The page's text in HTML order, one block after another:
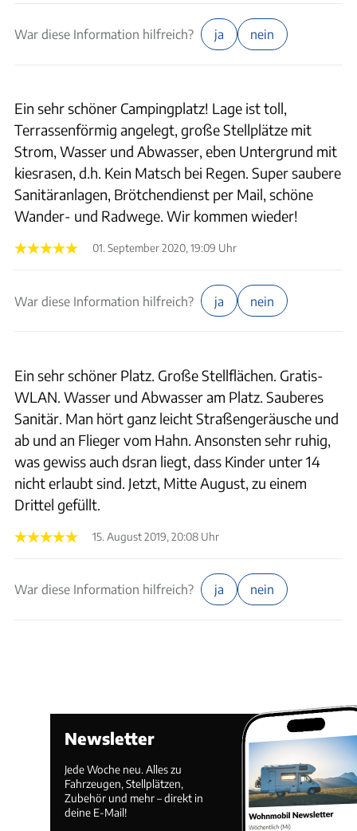
War diese Information hilfreich? ja nein
Ein sehr schöner Campingplatz! Lage ist toll,
Terrassenförmig angelegt, große Stellplätze mit
Strom, Wasser und Abwasser, eben Untergrund mit
kiesrasen, d.h. Kein Matsch bei Regen. Super saubere
Sanitäranlagen, Brötchendienst per Mail, schöne
Wander- und Radwege. Wir kommen wieder!
01. September 2020, 19:09 Uhr
War diese Information hilfreich? ja nein
Ein sehr schöner Platz. Große Stellflächen. Gratis-
WLAN. Wasser und Abwasser am Platz. Sauberes
Sanitär. Man hört ganz leicht Straßengeräusche und
ab und an Flieger vom Hahn. Ansonsten sehr ruhig,
was gewiss auch dsran liegt, dass Kinder unter 14
nicht erlaubt sind. Jetzt, Mitte August, zu einem
Drittel gefüllt.
15. August 2019, 20:08 Uhr
War diese Information hilfreich? ja nein
Newsletter
Jede Woche neu. Alles zu
Fahrzeugen, Stellplätzen,
Zubehör und mehr – direkt in
deine E-Mail!